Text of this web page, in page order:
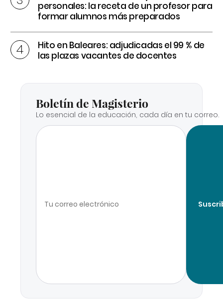
personales: la receta de un profesor para
formar alumnos más preparados
Hito en Baleares: adjudicadas el 99 % de
las plazas vacantes de docentes
Boletín de Magisterio
Lo esencial de la educación, cada día en tu correo.